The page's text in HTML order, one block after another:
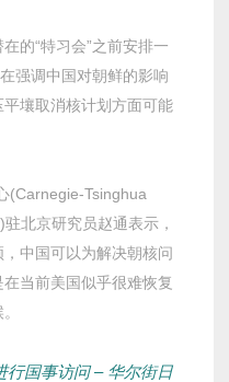
的“特习会”之前安排一
强调中国对朝鲜的影响
壤取消核计划方面可能
(Carnegie-Tsinghua
北京研究员赵通表示，
中国可以为解决朝核问
当前美国似乎很难恢复
行国事访问 – 华尔街日